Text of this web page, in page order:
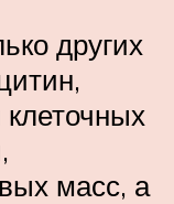
других
масс, а